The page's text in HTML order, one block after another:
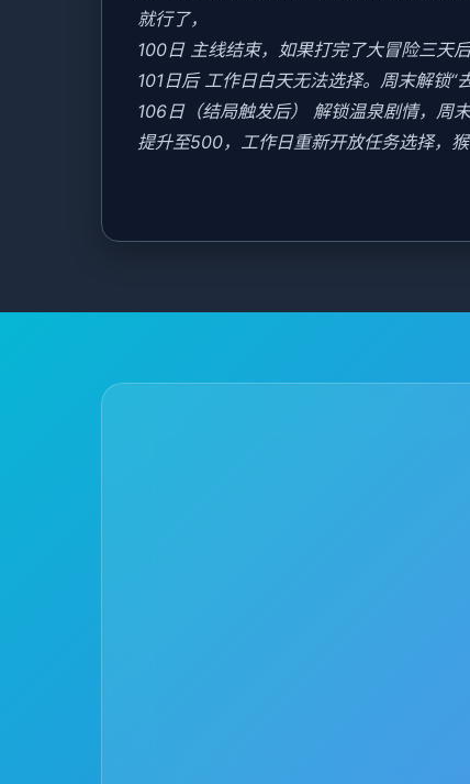
就行了，
100日 主线结束，如果打完了大冒险三天
101日后 工作日白天无法选择。周末解锁“
106日（结局触发后） 解锁温泉剧情，周
提升至500，工作日重新开放任务选择，